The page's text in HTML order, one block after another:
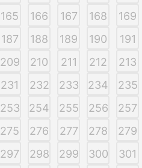
165 166 167 168 169
187 188 189 190 191
209 210 211 212 213
231 232 233 234 235
253 254 255 256 257
275 276 277 278 279
297 298 299 300 301